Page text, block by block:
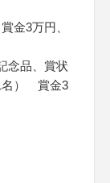
金3万円、
念品、賞状
名） 賞金3